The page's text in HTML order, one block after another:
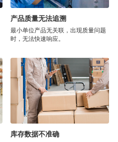
产品质量无法追溯
最小单位产品无关联，出现质量问题
时，无法快速响应。
库存数据不准确